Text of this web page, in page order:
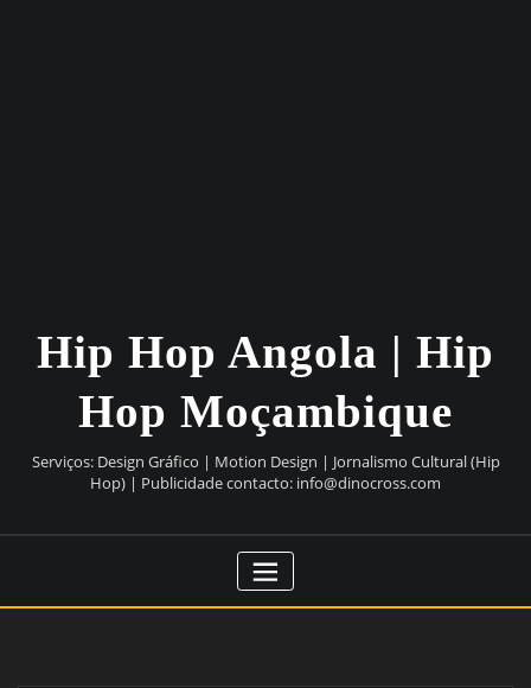
Hip Hop Angola | Hip
Hop Moçambique
Serviços: Design Gráfico | Motion Design | Jornalismo Cultural (Hip
Hop) | Publicidade contacto: info@dinocross.com